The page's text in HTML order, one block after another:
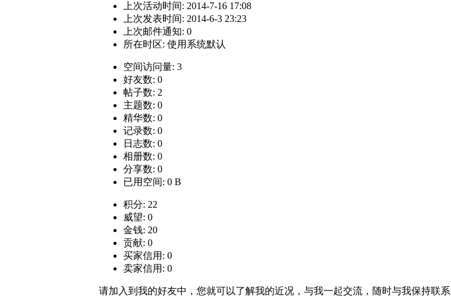
上次活动时间: 2014-7-16 17:08
上次发表时间: 2014-6-3 23:23
上次邮件通知: 0
所在时区: 使用系统默认
空间访问量: 3
好友数: 0
帖子数: 2
主题数: 0
精华数: 0
记录数: 0
日志数: 0
相册数: 0
分享数: 0
已用空间: 0 B
积分: 22
威望: 0
金钱: 20
贡献: 0
买家信用: 0
卖家信用: 0
请加入到我的好友中，您就可以了解我的近况，与我一起交流，随时与我保持联系